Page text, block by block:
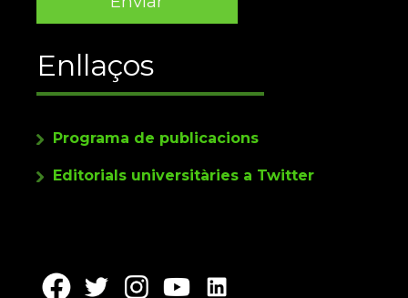
Enllaços
Programa de publicacions
Editorials universitàries a Twitter